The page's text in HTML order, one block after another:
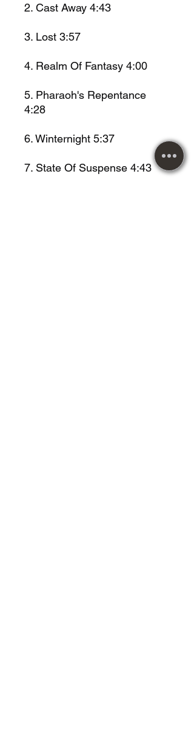
2. Cast Away 4:43
3. Lost 3:57
4. Realm Of Fantasy 4:00
5. Pharaoh's Repentance
4:28
6. Winternight 5:37
7. State Of Suspense 4:43